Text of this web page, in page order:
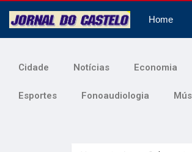
Home
Cidade Notícias Economia
Esportes Fonoaudiologia